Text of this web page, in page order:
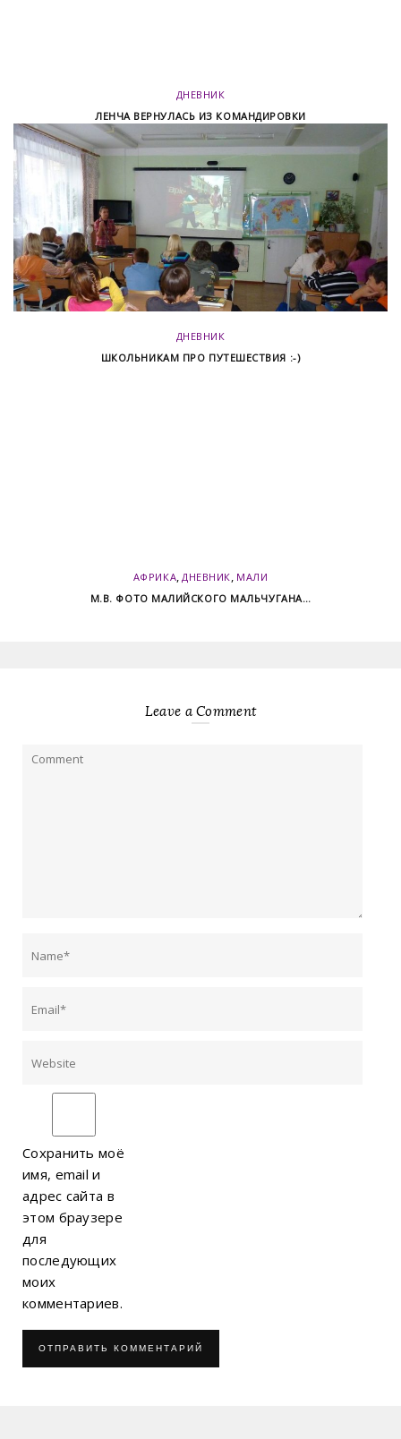
ДНЕВНИК
ЛЕНЧА ВЕРНУЛАСЬ ИЗ КОМАНДИРОВКИ
ДНЕВНИК
ШКОЛЬНИКАМ ПРО ПУТЕШЕСТВИЯ :-)
АФРИКА,ДНЕВНИК, МАЛИ
М.В. ФОТО МАЛИЙСКОГО МАЛЬЧУГАНА…
Leave a Comment
Сохранить моё
имя, email и
адрес сайта в
этом браузере
для
последующих
моих
комментариев.